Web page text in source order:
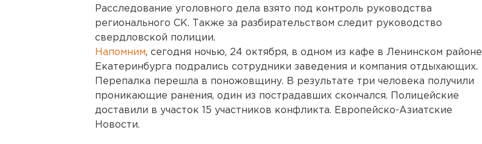
Расследование уголовного дела взято под контроль руководства
регионального СК. Также за разбирательством следит руководство
свердловской полиции.
Напомним, сегодня ночью, 24 октября, в одном из кафе в Ленинском районе
Екатеринбурга подрались сотрудники заведения и компания отдыхающих.
Перепалка перешла в поножовщину. В результате три человека получили
проникающие ранения, один из пострадавших скончался. Полицейские
доставили в участок 15 участников конфликта. Европейско-Азиатские
Новости.